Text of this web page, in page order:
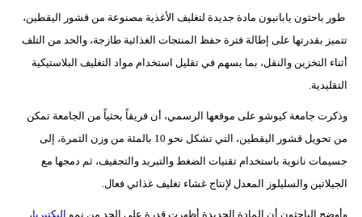
علوم
وتكنولوجيا
مدوَّنات
طور باحثون يابانيون مادة جديدة لتغليف الأغذية مصنوعة من قشور اليقطين،
تتميز بقدرتها على إطالة فترة حفظ المنتجات الغذائية طازجة، والحد من التلف
أثناء التخزين والنقل، بما يسهم في تقليل استخدام مواد التغليف البلاستيكية
التقليدية.
وذكرت جامعة كيوشو على موقعها الرسمي، أن فريقاً بحثياً من الجامعة تمكن
من تحويل قشور اليقطين، التي تشكل نحو 10 بالمئة من وزن الثمرة، إلى
جسيمات نانوية باستخدام تقنيات الضغط والتبريد والتجفيف، ثم دمجها مع
الجيلاتين والسليلوز المعدل لإنتاج غشاء تغليف غذائي فعال.
وأوضح الباحثون أن المادة الجديدة أظهرت قدرة على الحد من نمو البكتيريا،